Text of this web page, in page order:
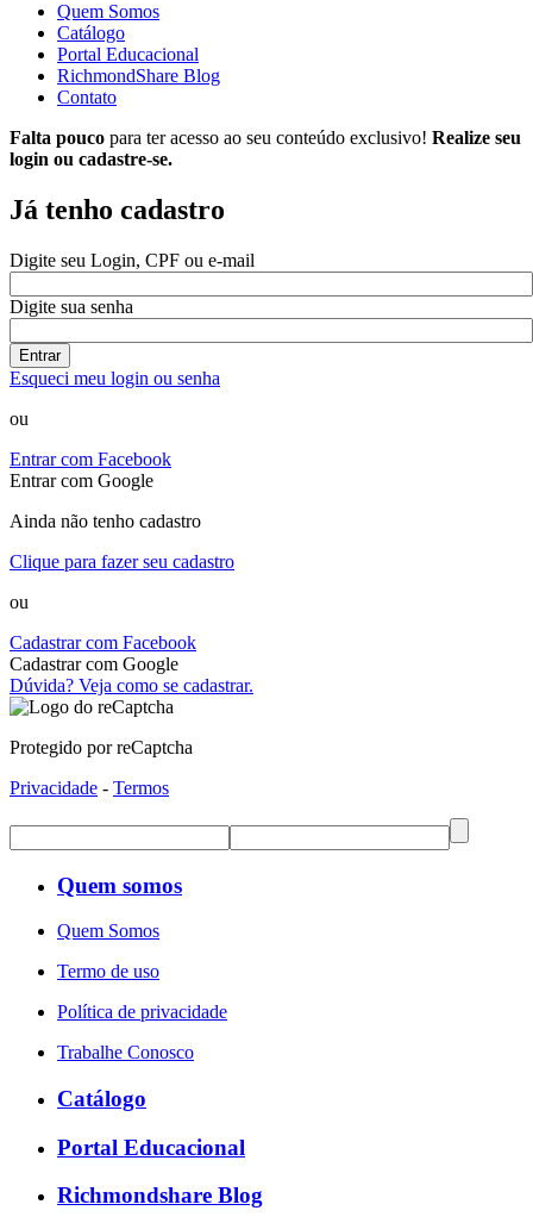
Quem Somos
Catálogo
Portal Educacional
RichmondShare Blog
Contato
Falta pouco para ter acesso ao seu conteúdo exclusivo! Realize seu
login ou cadastre-se.
Já tenho cadastro
Digite seu Login, CPF ou e-mail
Digite sua senha
Entrar
Esqueci meu login ou senha
ou
Entrar com Facebook
Entrar com Google
Ainda não tenho cadastro
Clique para fazer seu cadastro
ou
Cadastrar com Facebook
Cadastrar com Google
Dúvida? Veja como se cadastrar.
Protegido por reCaptcha
Privacidade - Termos
Quem somos
Quem Somos
Termo de uso
Política de privacidade
Trabalhe Conosco
Catálogo
Portal Educacional
Richmondshare Blog